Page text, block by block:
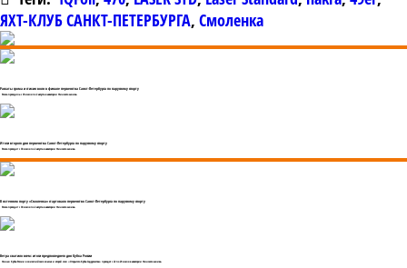
ЯХТ-КЛУБ САНКТ-ПЕТЕРБУРГА, Смоленка
Раскаты грома и стихия волн в финале первенства Санкт-Петербурга по парусному спорту
Регата проходила с 30 июля по 2 августа в акватории Финского залива.
Итоги второго дня первенства Санкт-Петербурга по парусному спорту
Регата проходит с 30 июля по 2 августа в акватории Финского залива.
В яхтенном порту «Смоленка» стартовало первенство Санкт-Петербурга по парусному спорту
Регата проходит с 30 июля по 2 августа в акватории Финского залива.
Ветра хватило всем: итоги предпоследнего дня Кубка России
Финал Кубка России в олимпийских классах и второй этап «Открытого Кубка Содружества» проходят с 22 по 29 июля в акватории Финского залива.